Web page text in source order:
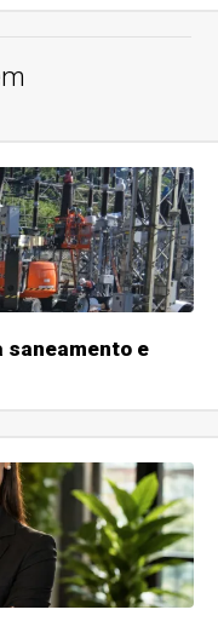
saneamento e